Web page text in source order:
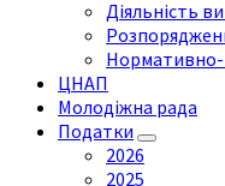
Діяльність
Нормативно-
ЦНАП
Молодіжна рада
Податки
2026
2025